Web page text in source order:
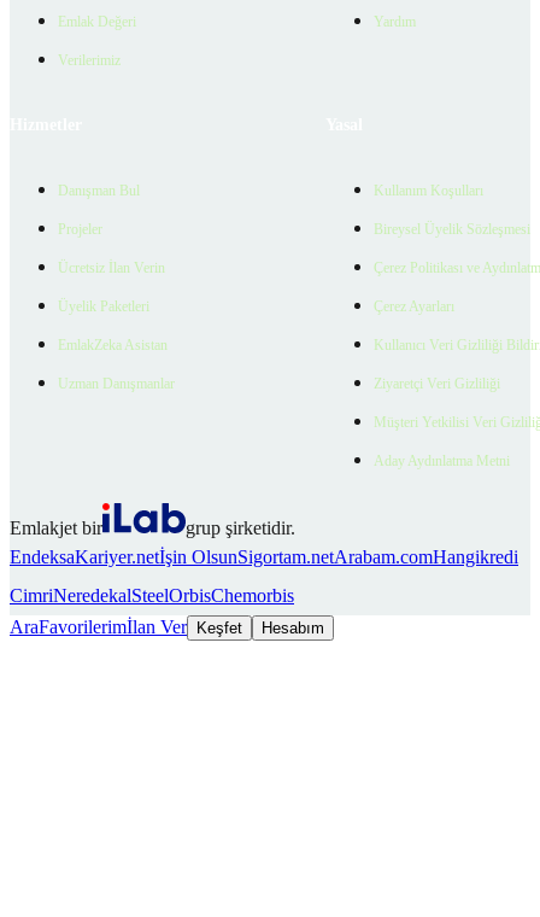
Emlak Değeri
Verilerimiz
Yardım
Danışman Bul
Projeler
Ücretsiz İlan Verin
Üyelik Paketleri
EmlakZeka Asistan
Uzman Danışmanlar
Kullanım Koşulları
Bireysel Üyelik Sözleşmesi
Çerez Politikası ve
Çerez Ayarları
Kullanıcı Veri Gizliliği
Ziyaretçi Veri Gizliliği
Müşteri Yetkilisi Veri
Aday Aydınlatma Metni
Emlakjet bir
grup şirketidir.
EndeksaKariyer.netİşin OlsunSigortam.netArabam.comHangikredi
CimriNeredekalSteelOrbisChemorbis
AraFavorilerimİlan Ver Keşfet Hesabım